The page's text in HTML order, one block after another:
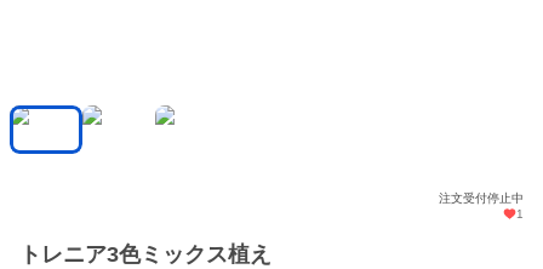
注文受付停止中
1
トレニア3色ミックス植え